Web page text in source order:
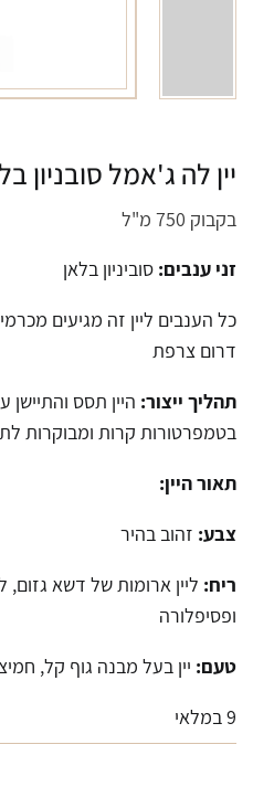
יין לה ג'אמל סובניון בלאן
בקבוק 750 מ"ל
זני ענבים: סוביניון בלאן
כל הענבים ליין זה מגיעים
דרום צרפת
תהליך ייצור: היין תסס והתיישן
בטמפרטורות קרות ומבוקרות
תאור היין:
צבע: זהוב בהיר
ריח: ליין ארומות של דשא גזום,
ופסיפלורה
טעם: יין בעל מבנה גוף קל,
9 במלאי